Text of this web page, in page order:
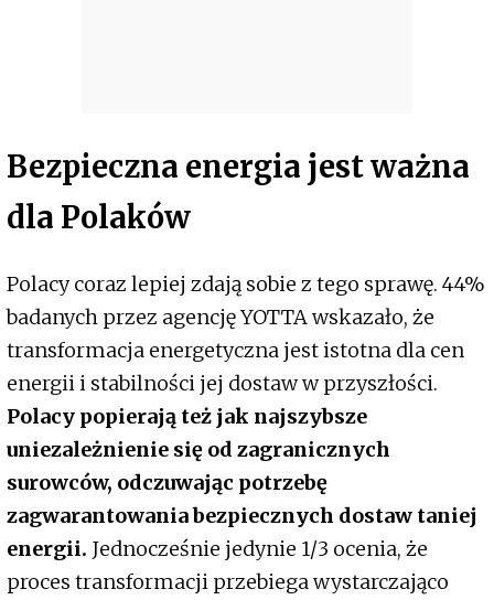
Bezpieczna energia jest ważna
dla Polaków
Polacy coraz lepiej zdają sobie z tego sprawę. 44%
badanych przez agencję YOTTA wskazało, że
transformacja energetyczna jest istotna dla cen
energii i stabilności jej dostaw w przyszłości.
Polacy popierają też jak najszybsze
uniezależnienie się od zagranicznych
surowców, odczuwając potrzebę
zagwarantowania bezpiecznych dostaw taniej
energii. Jednocześnie jedynie 1/3 ocenia, że
proces transformacji przebiega wystarczająco